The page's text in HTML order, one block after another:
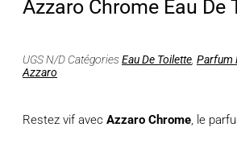
Azzaro Chrome Eau De
UGSN/D CatégoriesEau De Toilette Parfum
Azzaro
Restez vif avec Azzaro Chrome, le